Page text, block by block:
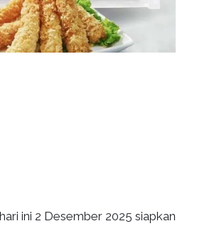
ini 2 Desember 2025 siapkan